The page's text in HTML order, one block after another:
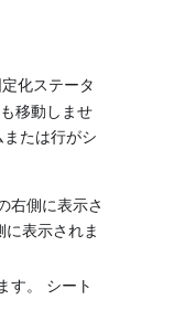
化ステータ
移動しませ
たは行がシ
右側に表示さ
表示されま
す。 シート